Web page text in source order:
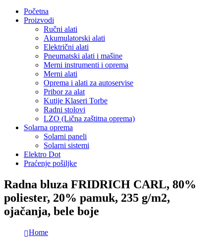
Početna
Proizvodi
Ručni alati
Akumulatorski alati
Električni alati
Pneumatski alati i mašine
Merni instrumenti i oprema
Merni alati
Oprema i alati za autoservise
Pribor za alat
Kutije Klaseri Torbe
Radni stolovi
LZO (Lična zaštitna oprema)
Solarna oprema
Solarni paneli
Solarni sistemi
Elektro Dot
Praćenje pošiljke
Radna bluza FRIDRICH CARL, 80%
poliester, 20% pamuk, 235 g/m2,
ojačanja, bele boje
Home